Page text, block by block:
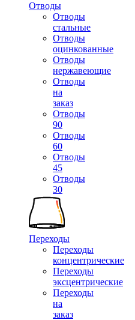
Отводы
Отводы
стальные
Отводы
оцинкованные
Отводы
нержавеющие
Отводы
на
заказ
Отводы
90
Отводы
60
Отводы
45
Отводы
30
Переходы
Переходы
концентрические
Переходы
эксцентрические
Переходы
на
заказ